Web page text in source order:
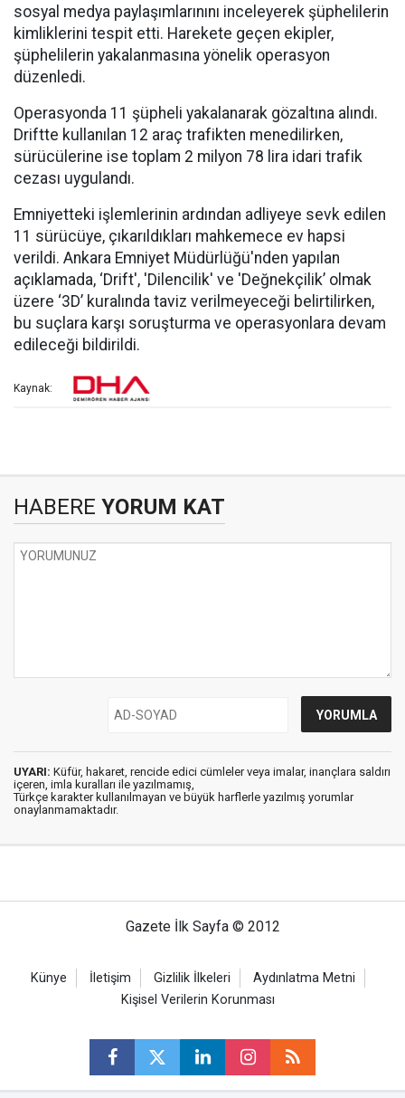
sosyal medya paylaşımlarınını inceleyerek şüphelilerin
kimliklerini tespit etti. Harekete geçen ekipler,
şüphelilerin yakalanmasına yönelik operasyon
düzenledi.
Operasyonda 11 şüpheli yakalanarak gözaltına alındı.
Driftte kullanılan 12 araç trafikten menedilirken,
sürücülerine ise toplam 2 milyon 78 lira idari trafik
cezası uygulandı.
Emniyetteki işlemlerinin ardından adliyeye sevk edilen
11 sürücüye, çıkarıldıkları mahkemece ev hapsi
verildi. Ankara Emniyet Müdürlüğü'nden yapılan
açıklamada, ‘Drift', 'Dilencilik' ve 'Değnekçilik’ olmak
üzere ‘3D’ kuralında taviz verilmeyeceği belirtilirken,
bu suçlara karşı soruşturma ve operasyonlara devam
edileceği bildirildi.
Kaynak:
HABERE YORUM KAT
UYARI: Küfür, hakaret, rencide edici cümleler veya imalar, inançlara saldırı
içeren, imla kuralları ile yazılmamış,
Türkçe karakter kullanılmayan ve büyük harflerle yazılmış yorumlar
onaylanmamaktadır.
Gazete İlk Sayfa © 2012
Künye İletişim Gizlilik İlkeleri
Aydınlatma Metni
Kişisel Verilerin Korunması